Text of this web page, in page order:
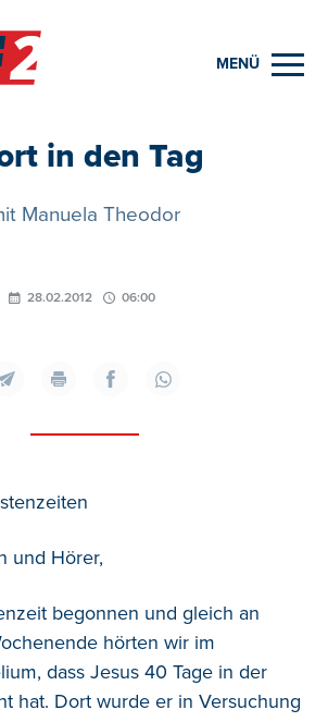
MENÜ
in den Tag
Manuela Theodor
28.02.2012 06:00
und Hörer,
begonnen und gleich an
hörten wir im
dass Jesus 40 Tage in der
hat. Dort wurde er in Versuchung